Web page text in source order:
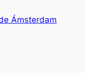
Ámsterdam